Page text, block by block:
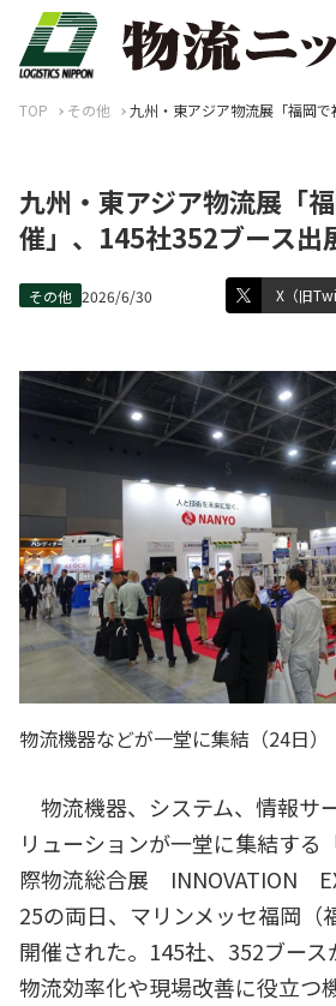
TOP その他 九州・東アジア物流展「福岡
九州・東アジア物流展「
催」、145社352ブース出
その他 2026/6/30 X（旧
物流機器などが一堂に集結（24日）
物流機器、システム、情報サ
リューションが一堂に集結する
際物流総合展 INNOVATION
25の両日、マリンメッセ福岡（
開催された。145社、352ブー
物流効率化や現場改善に役立つ